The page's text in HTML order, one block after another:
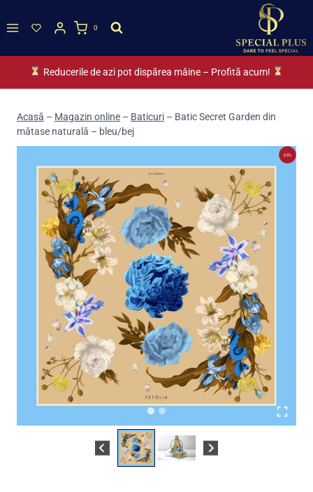
to
0
Reducerile de azi pot dispărea mâine – Profită acum!
Acasă – Magazin online – Baticuri – Batic Secret Garden din
mătase naturală – bleu/bej
-25%